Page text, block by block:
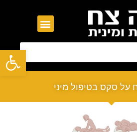
פתח סרגל נגישות
על סקס בטיפול מיני